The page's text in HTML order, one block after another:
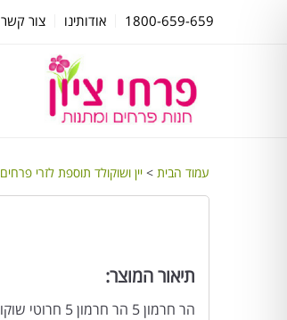
1800-659-659 אודותינו צור קשר
עמוד הבית > יין ושוקולד תוספת לזרי פרחים
תיאור המוצר:
הר חרמון 5 הר חרמון 5 חרוטי שוקולד חלב במילוי ריבת חלב 85 גר